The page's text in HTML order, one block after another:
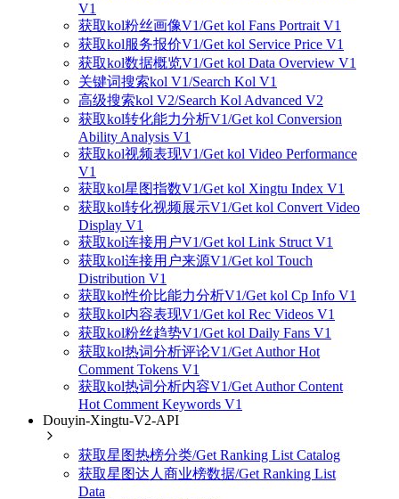
V1
获取kol粉丝画像V1/Get kol Fans Portrait V1
获取kol服务报价V1/Get kol Service Price V1
获取kol数据概览V1/Get kol Data Overview V1
关键词搜索kol V1/Search Kol V1
高级搜索kol V2/Search Kol Advanced V2
获取kol转化能力分析V1/Get kol Conversion
Ability Analysis V1
获取kol视频表现V1/Get kol Video Performance
V1
获取kol星图指数V1/Get kol Xingtu Index V1
获取kol转化视频展示V1/Get kol Convert Video
Display V1
获取kol连接用户V1/Get kol Link Struct V1
获取kol连接用户来源V1/Get kol Touch
Distribution V1
获取kol性价比能力分析V1/Get kol Cp Info V1
获取kol内容表现V1/Get kol Rec Videos V1
获取kol粉丝趋势V1/Get kol Daily Fans V1
获取kol热词分析评论V1/Get Author Hot
Comment Tokens V1
获取kol热词分析内容V1/Get Author Content
Hot Comment Keywords V1
Douyin-Xingtu-V2-API
获取星图热榜分类/Get Ranking List Catalog
获取星图达人商业榜数据/Get Ranking List
Data